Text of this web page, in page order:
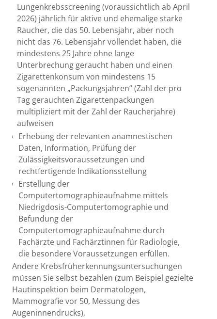
Lungenkrebsscreening (voraussichtlich ab April
2026) jährlich für aktive und ehemalige starke
Raucher, die das 50. Lebensjahr, aber noch
nicht das 76. Lebensjahr vollendet haben, die
mindestens 25 Jahre ohne lange
Unterbrechung geraucht haben und einen
Zigarettenkonsum von mindestens 15
sogenannten „Packungsjahren“ (Zahl der pro
Tag gerauchten Zigarettenpackungen
multipliziert mit der Zahl der Raucherjahre)
aufweisen
Erhebung der relevanten anamnestischen
Daten, Information, Prüfung der
Zulässigkeitsvoraussetzungen und
rechtfertigende Indikationsstellung
Erstellung der
Computertomographieaufnahme mittels
Niedrigdosis-Computertomographie und
Befundung der
Computertomographieaufnahme durch
Fachärzte und Fachärztinnen für Radiologie,
die besondere Voraussetzungen erfüllen.
Andere Krebsfrüherkennungsuntersuchungen
müssen Sie selbst bezahlen (zum Beispiel gezielte
Hautinspektion beim Dermatologen,
Mammografie vor 50, Messung des
Augeninnendrucks),